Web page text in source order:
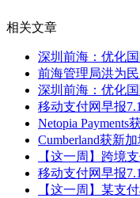
相关文章
深圳前海：优化
前海管理局洪为
深圳前海：优化
移动支付网早报
Netopia
Cumberland获新
【这一周】跨境
移动支付网早报
【这一周】某支